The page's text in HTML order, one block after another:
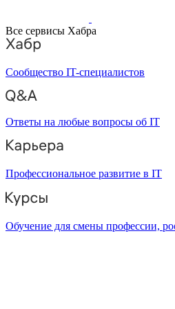
Все сервисы Хабра
Сообщество IT-специалистов
Ответы на любые вопросы об IT
Профессиональное развитие в IT
Обучение для смены профессии,